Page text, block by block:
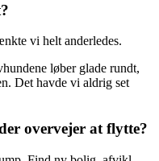
vi helt anderledes.
løber glade rundt,
Det havde vi aldrig set
overvejer at flytte?